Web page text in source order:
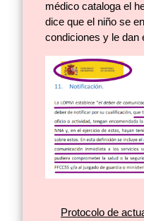
médico cataloga el
dice que el niño se
condiciones y le dan
Protocolo de